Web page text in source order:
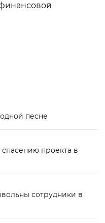
песне
проекта в
сотрудники в